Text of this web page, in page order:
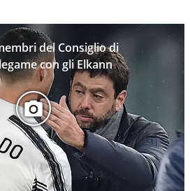
del Consiglio di
con gli Elkann